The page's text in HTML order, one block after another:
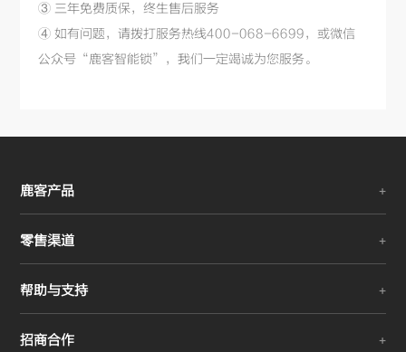
③ 三年免费质保，终生售后服务
④ 如有问题，请拨打服务热线400-068-6699，或微信
公众号“鹿客智能锁”，我们一定竭诚为您服务。
鹿客产品
零售渠道
帮助与支持
招商合作